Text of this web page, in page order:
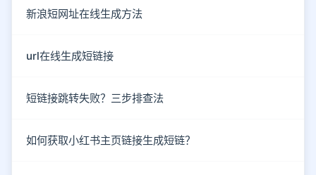
新浪短网址在线生成方法
url在线生成短链接
短链接跳转失败？三步排查法
如何获取小红书主页链接生成短链？